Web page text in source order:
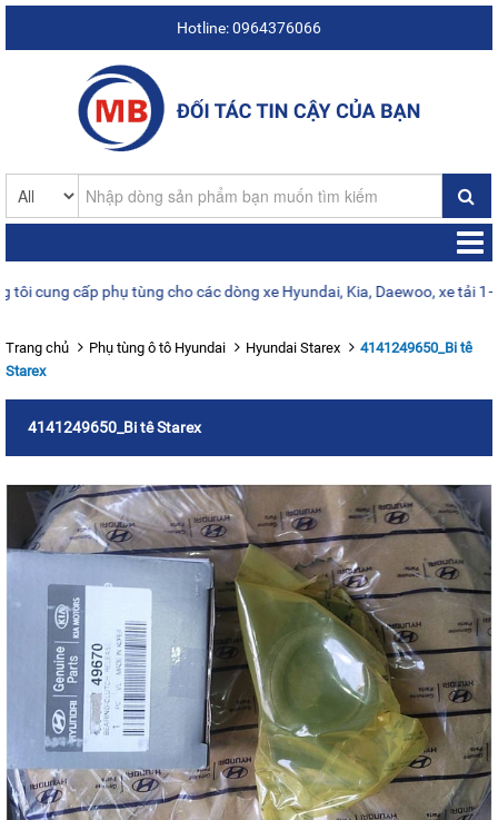
Hotline: 0964376066
cấp phụ tùng cho các dòng xe Hyundai, Kia, Daewoo, xe tải
Trang chủ Phụ tùng ô tô Hyundai Hyundai Starex
4141249650_Bi tê
Starex
4141249650_Bi tê Starex